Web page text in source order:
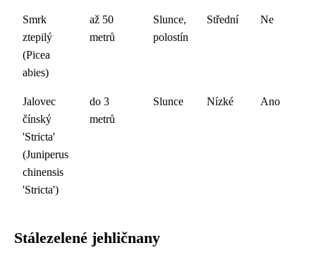
Smrk
ztepilý
(Picea
abies)
až 50
metrů
Slunce,
polostín
Střední Ne
Jalovec
čínský
'Stricta'
(Juniperus
chinensis
'Stricta')
do 3
metrů
Slunce Nízké Ano
Stálezelené jehličnany